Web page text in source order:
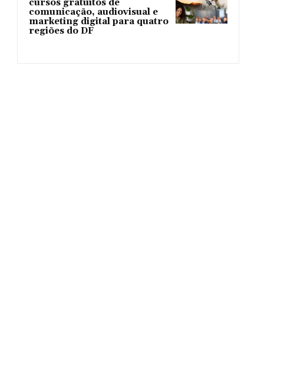
cursos gratuitos de
comunicação, audiovisual e
marketing digital para quatro
regiões do DF